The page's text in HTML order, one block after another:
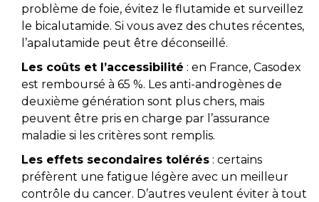
problème de foie, évitez le flutamide et surveillez
le bicalutamide. Si vous avez des chutes récentes,
l’apalutamide peut être déconseillé.
Les coûts et l’accessibilité : en France, Casodex
est remboursé à 65 %. Les anti-androgènes de
deuxième génération sont plus chers, mais
peuvent être pris en charge par l’assurance
maladie si les critères sont remplis.
Les effets secondaires tolérés : certains
préfèrent une fatigue légère avec un meilleur
contrôle du cancer. D’autres veulent éviter à tout